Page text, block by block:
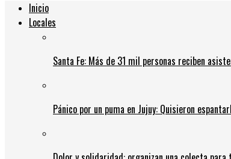
Inicio
Locales
Santa Fe: Más de 31 mil personas reciben
Pánico por un puma en Jujuy: Quisieron